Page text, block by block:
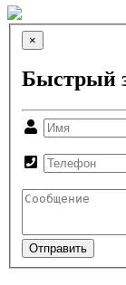
×
Быстрый
Отправить